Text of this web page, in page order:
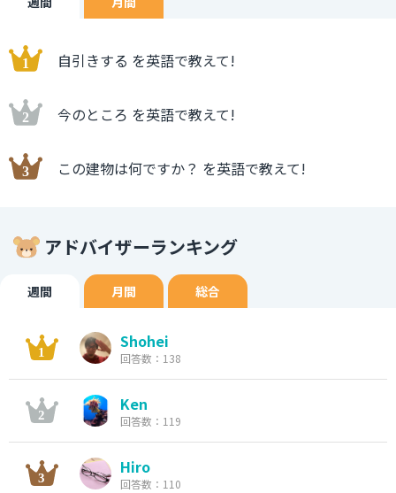
自引きする を英語で教えて!
今のところ を英語で教えて!
この建物は何ですか？ を英語で教えて!
アドバイザーランキング
週間 月間 総合
Shohei
回答数：138
Ken
回答数：119
Hiro
回答数：110